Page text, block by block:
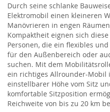
Durch seine schlanke
Elektromobil einen kleineren
Manövrieren in engen
Kompaktheit eignen sich
Personen, die ein flexibles
für den Außenbereich oder
suchen. Mit dem
ein richtiges Allrounder-Mobil
einstellbarer Höhe vom Sitz
komfortable Sitzposition
Reichweite von bis zu 20 km